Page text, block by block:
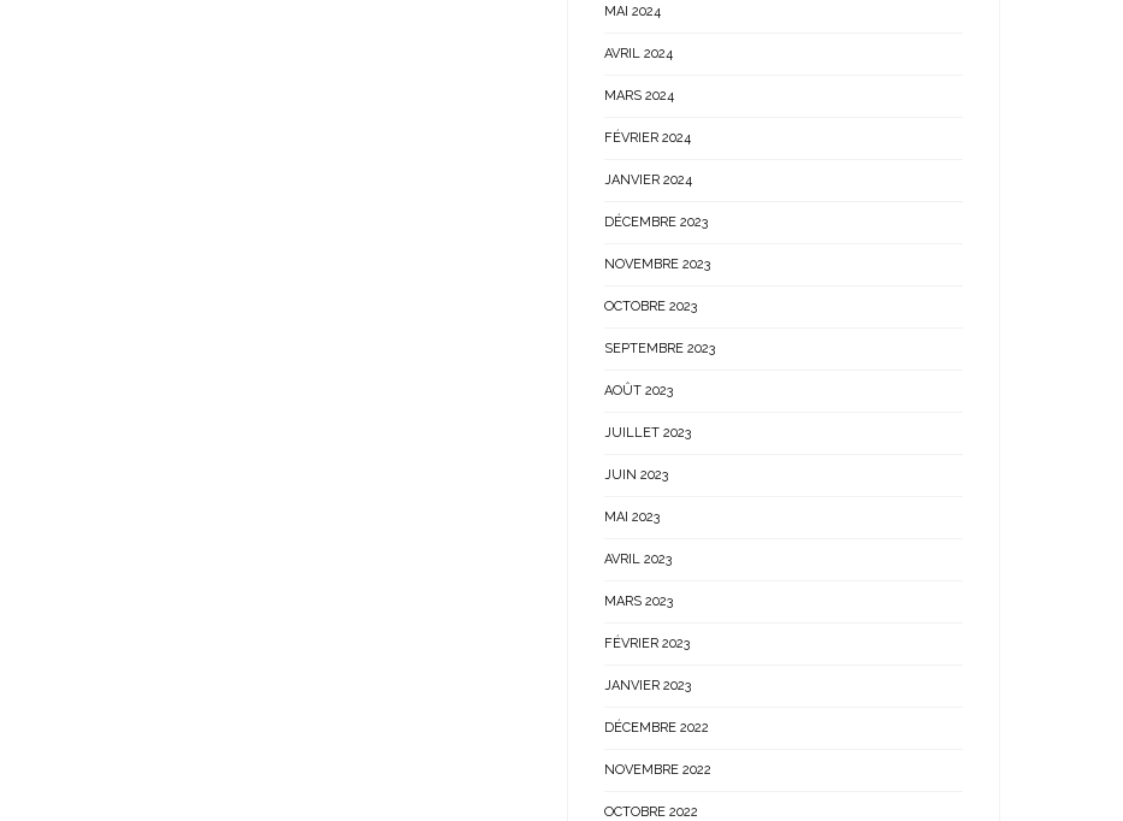
MAI 2024
AVRIL 2024
MARS 2024
FÉVRIER 2024
JANVIER 2024
DÉCEMBRE 2023
NOVEMBRE 2023
OCTOBRE 2023
SEPTEMBRE 2023
AOÛT 2023
JUILLET 2023
JUIN 2023
MAI 2023
AVRIL 2023
MARS 2023
FÉVRIER 2023
JANVIER 2023
DÉCEMBRE 2022
NOVEMBRE 2022
OCTOBRE 2022